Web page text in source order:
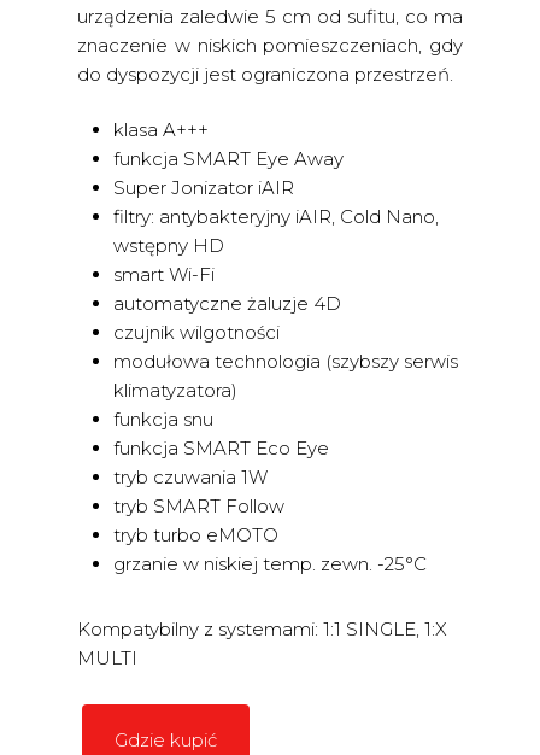
urządzenia zaledwie 5 cm od sufitu, co ma
znaczenie w niskich pomieszczeniach, gdy
do dyspozycji jest ograniczona przestrzeń.
klasa A+++
funkcja SMART Eye Away
Super Jonizator iAIR
filtry: antybakteryjny iAIR, Cold Nano,
wstępny HD
smart Wi-Fi
automatyczne żaluzje 4D
czujnik wilgotności
modułowa technologia (szybszy serwis
klimatyzatora)
funkcja snu
funkcja SMART Eco Eye
tryb czuwania 1W
tryb SMART Follow
tryb turbo eMOTO
grzanie w niskiej temp. zewn. -25°C
Kompatybilny z systemami: 1:1 SINGLE, 1:X
MULTI
Gdzie kupić